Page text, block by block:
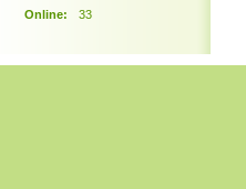
Online: 33